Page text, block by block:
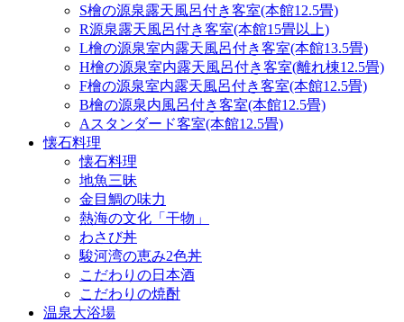
S檜の源泉露天風呂付き客室(本館12.5畳)
R源泉露天風呂付き客室(本館15畳以上)
L檜の源泉室内露天風呂付き客室(本館13.5畳)
H檜の源泉室内露天風呂付き客室(離れ棟12.5畳)
F檜の源泉室内露天風呂付き客室(本館12.5畳)
B檜の源泉内風呂付き客室(本館12.5畳)
Aスタンダード客室(本館12.5畳)
懐石料理
懐石料理
地魚三昧
金目鯛の味力
熱海の文化「干物」
わさび丼
駿河湾の恵み2色丼
こだわりの日本酒
こだわりの焼酎
温泉大浴場